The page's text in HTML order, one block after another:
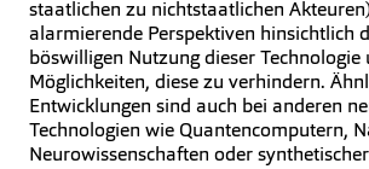
staatlichen zu nichtstaatlichen
alarmierende Perspektiven hinsichtlich
böswilligen Nutzung dieser Technologie
Möglichkeiten, diese zu verhindern.
Entwicklungen sind auch bei anderen
Technologien wie Quantencomputern,
Neurowissenschaften oder